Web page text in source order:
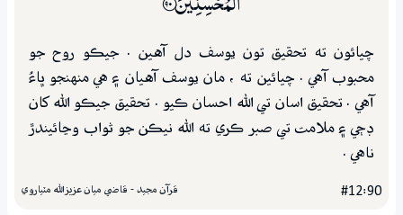
الْمُحْسِنِيْنَ ؀90
چيائون ته تحقيق تون يوسف دل آهين . جيڪو روح جو
محبوب آهي . چيائين ته ، مان يوسف آهيان ۽ هي منهنجو ڀاءُ
آهي . تحقيق اسان تي الله احسان ڪيو . تحقيق جيڪو الله کان
ڊڄي ۽ ملامت تي صبر ڪري ته الله نيڪن جو ثواب وڃائيندڙ
ناهي .
#12:90 قرآن مجيد - قاضي ميان عزيزالله مٽياروي